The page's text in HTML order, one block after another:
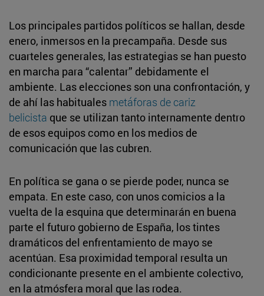
Los principales partidos políticos se hallan, desde
enero, inmersos en la precampaña. Desde sus
cuarteles generales, las estrategias se han puesto
en marcha para “calentar” debidamente el
ambiente. Las elecciones son una confrontación, y
de ahí las habituales metáforas de cariz
belicista que se utilizan tanto internamente dentro
de esos equipos como en los medios de
comunicación que las cubren.
En política se gana o se pierde poder, nunca se
empata. En este caso, con unos comicios a la
vuelta de la esquina que determinarán en buena
parte el futuro gobierno de España, los tintes
dramáticos del enfrentamiento de mayo se
acentúan. Esa proximidad temporal resulta un
condicionante presente en el ambiente colectivo,
en la atmósfera moral que las rodea.